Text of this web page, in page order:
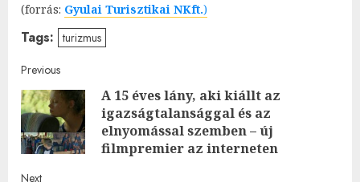
(forrás: Gyulai Turisztikai NKft.)
Tags: turizmus
Post
navigation
Previous
A 15 éves lány, aki kiállt az
igazságtalansággal és az
elnyomással szemben – új
filmpremier az interneten
Next